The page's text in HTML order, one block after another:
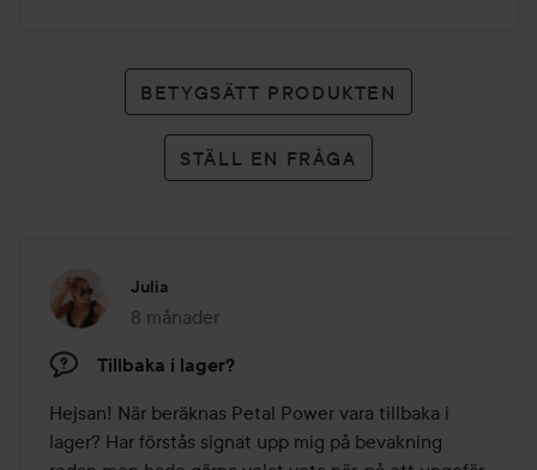
BETYGSÄTT PRODUKTEN
STÄLL EN FRÅGA
Julia
8 månader
Inlägget skapades 8 månader
Tillbaka i lager?
Hejsan! När beräknas Petal Power vara tillbaka i
lager? Har förstås signat upp mig på bevakning